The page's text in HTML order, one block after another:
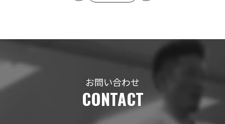
お問い合わせ
CONTACT